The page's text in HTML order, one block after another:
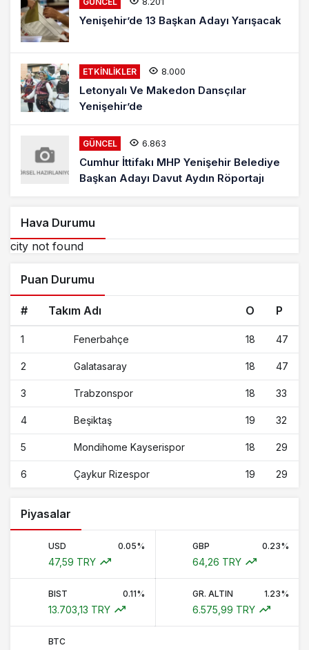
Yenişehir’de 13 Başkan Adayı Yarışacak
ETKINLIKLER 8.000
Letonyalı Ve Makedon Dansçılar
Yenişehir’de
GÜNCEL 6.863
Cumhur İttifakı MHP Yenişehir Belediye
Başkan Adayı Davut Aydın Röportajı
Hava Durumu
city not found
Puan Durumu
# Takım Adı O P
1 Fenerbahçe 18 47
2 Galatasaray 18 47
3 Trabzonspor 18 33
4 Beşiktaş 19 32
5 Mondihome Kayserispor 18 29
6 Çaykur Rizespor 19 29
Piyasalar
USD 0.05%
47,59 TRY
GBP 0.23%
64,26 TRY
BIST 0.11%
13.703,13 TRY
GR. ALTIN 1.23%
6.575,99 TRY
BTC